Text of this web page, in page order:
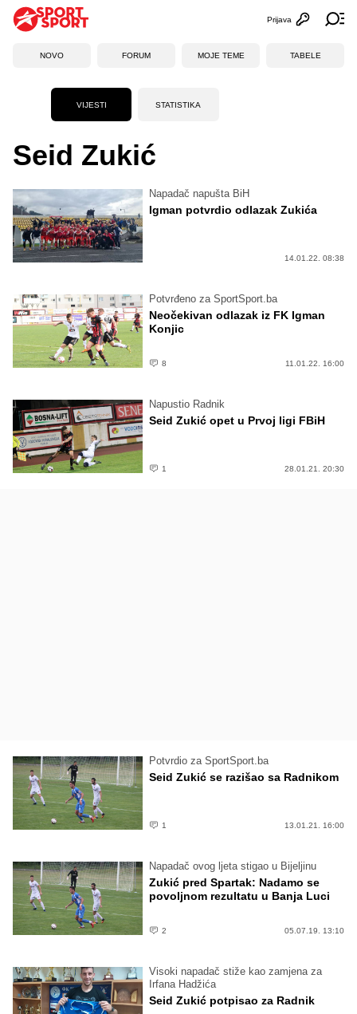
Otvori
Prijava
NOVO FORUM MOJE TEME TABELE
VIJESTI STATISTIKA
Seid Zukić
Napadač napušta BiH
Igman potvrdio odlazak Zukića
14.01.22. 08:38
Potvrđeno za SportSport.ba
Neočekivan odlazak iz FK Igman
Konjic
8 11.01.22. 16:00
Napustio Radnik
Seid Zukić opet u Prvoj ligi FBiH
1 28.01.21. 20:30
Potvrdio za SportSport.ba
Seid Zukić se razišao sa Radnikom
1 13.01.21. 16:00
Napadač ovog ljeta stigao u Bijeljinu
Zukić pred Spartak: Nadamo se
povoljnom rezultatu u Banja Luci
2 05.07.19. 13:10
Visoki napadač stiže kao zamjena za
Irfana Hadžića
Seid Zukić potpisao za Radnik